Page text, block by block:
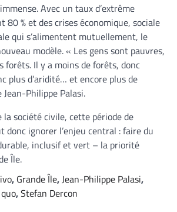
Avec un taux d’extrême
80 % et des crises économique, sociale
qui s’alimentent mutuellement, le
modèle. « Les gens sont pauvres,
forêts. Il y a moins de forêts, donc
plus d’aridité… et encore plus de
Philippe Palasi.
la société civile, cette période de
donc ignorer l’enjeu central : faire du
inclusif et vert – la priorité
Île.
, Grande Île,Jean-Philippe Palasi,
,Stefan Dercon